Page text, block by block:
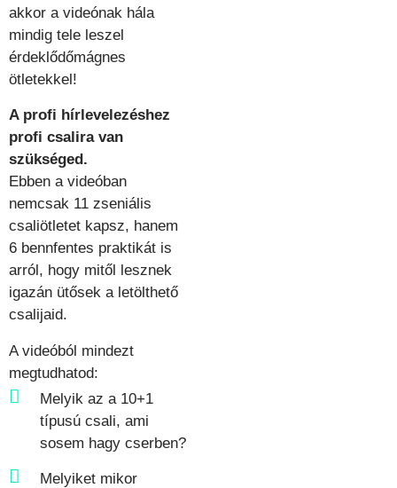
akkor a videónak hála
mindig tele leszel
érdeklődőmágnes
ötletekkel!
A profi hírlevelezéshez
profi csalira van
szükséged.
Ebben a videóban
nemcsak 11 zseniális
csaliötletet kapsz, hanem
6 bennfentes praktikát is
arról, hogy mitől lesznek
igazán ütősek a letölthető
csalijaid.
A videóból mindezt
megtudhatod:
Melyik az a 10+1
típusú csali, ami
sosem hagy cserben?
Melyiket mikor